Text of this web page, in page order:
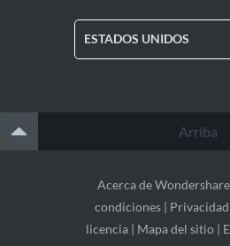
ESTADOS UNIDOS
Arriba
Acerca de Wondershare
condiciones | Privacidad
licencia| Mapa del sitio|